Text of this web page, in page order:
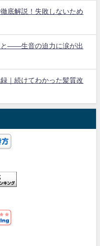
底解説！失敗しないため
と——生音の迫力に涙が出
｜続けてわかった髪質改